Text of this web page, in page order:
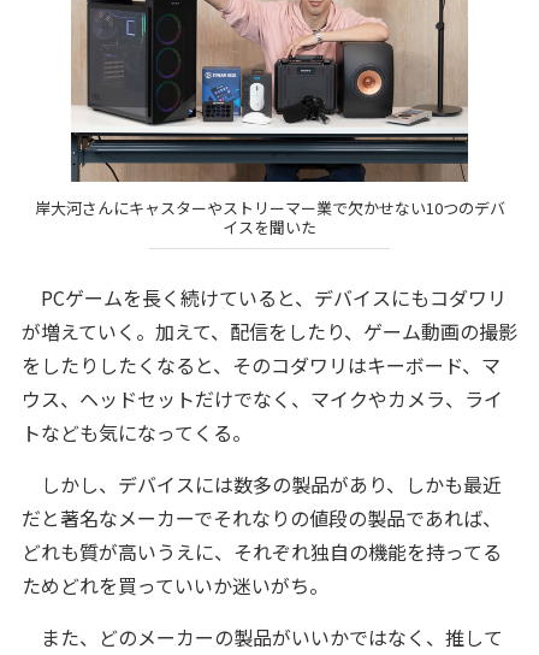
岸大河さんにキャスターやストリーマー業で欠かせない10つのデバ
イスを聞いた
PCゲームを長く続けていると、デバイスにもコダワリ
が増えていく。加えて、配信をしたり、ゲーム動画の撮影
をしたりしたくなると、そのコダワリはキーボード、マ
ウス、ヘッドセットだけでなく、マイクやカメラ、ライ
トなども気になってくる。
しかし、デバイスには数多の製品があり、しかも最近
だと著名なメーカーでそれなりの値段の製品であれば、
どれも質が高いうえに、それぞれ独自の機能を持ってる
ためどれを買っていいか迷いがち。
また、どのメーカーの製品がいいかではなく、推して